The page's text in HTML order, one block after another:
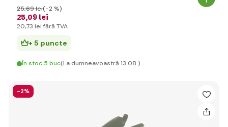
25,09 lei
25,69 lei(-2 %)
20,73 lei fără TVA
+ 5 puncte
În stoc 5 buc(La dumneavoastră 13.08.)
-2%